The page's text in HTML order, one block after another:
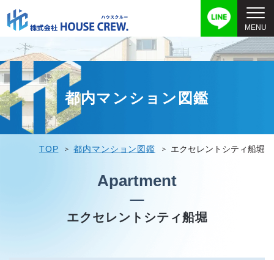
都内マンション図鑑
TOP 都内マンション図鑑 エクセレントシティ船堀
Apartment
エクセレントシティ船堀